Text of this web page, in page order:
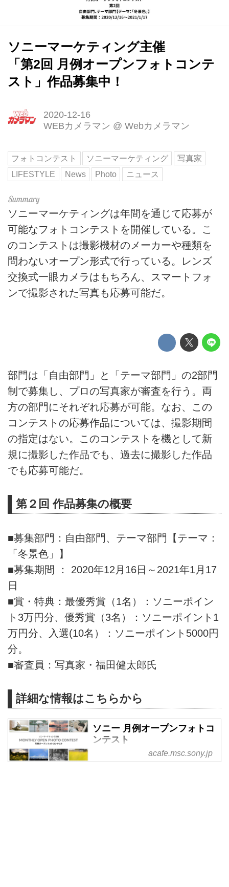
ソニーマーケティング主催
「第2回 月例オープンフォトコンテ
スト」作品募集中！
2020-12-16
WEBカメラマン @ Webカメラマン
フォトコンテスト ソニーマーケティング
写真家
LIFESTYLE
News Photo ニュース
ソニーマーケティングは年間を通じて応募が
可能なフォトコンテストを開催している。こ
のコンテストは撮影機材のメーカーや種類を
問わないオープン形式で行っている。レンズ
交換式一眼カメラはもちろん、スマートフォ
ンで撮影された写真も応募可能だ。
部門は「自由部門」と「テーマ部門」の2部門
制で募集し、プロの写真家が審査を行う。両
方の部門にそれぞれ応募が可能。なお、この
コンテストの応募作品については、撮影期間
の指定はない。このコンテストを機として新
規に撮影した作品でも、過去に撮影した作品
でも応募可能だ。
第２回 作品募集の概要
■募集部門：自由部門、テーマ部門【テーマ：
「冬景色」】
■募集期間 ： 2020年12月16日～2021年1月17
日
■賞・特典：最優秀賞（1名）：ソニーポイン
ト3万円分、優秀賞（3名）：ソニーポイント1
万円分、入選(10名）：ソニーポイント5000円
分。
■審査員：写真家・福田健太郎氏
詳細な情報はこちらから
ソニー 月例オープンフォトコ
ンテスト
ソニーマーケティング株式会社は
acafe.msc.sony.jp